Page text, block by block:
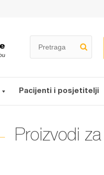
Pacijenti i posjetitelji
Proizvodi